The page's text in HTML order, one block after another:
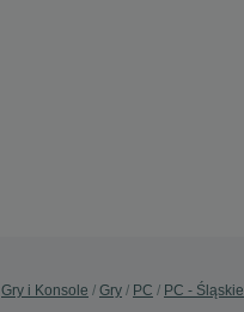
Gry i Konsole Gry PC PC - Śląskie